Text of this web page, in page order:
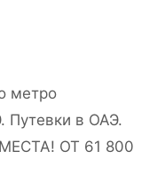
метро
Путевки в ОАЭ.
ОТ 61 800